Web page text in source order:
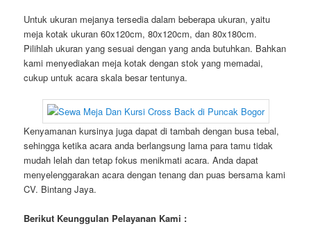
Untuk ukuran mejanya tersedia dalam beberapa ukuran, yaitu
meja kotak ukuran 60x120cm, 80x120cm, dan 80x180cm.
Pilihlah ukuran yang sesuai dengan yang anda butuhkan. Bahkan
kami menyediakan meja kotak dengan stok yang memadai,
cukup untuk acara skala besar tentunya.
Kenyamanan kursinya juga dapat di tambah dengan busa tebal,
sehingga ketika acara anda berlangsung lama para tamu tidak
mudah lelah dan tetap fokus menikmati acara. Anda dapat
menyelenggarakan acara dengan tenang dan puas bersama kami
CV. Bintang Jaya.
Berikut Keunggulan Pelayanan Kami :